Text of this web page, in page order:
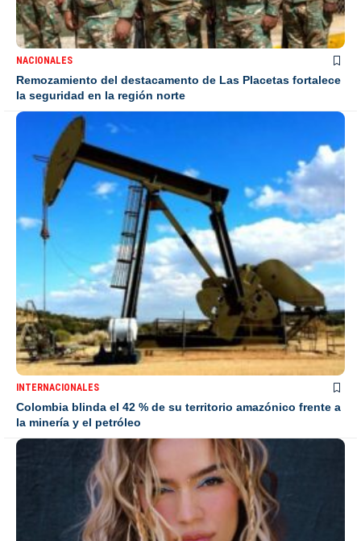
NACIONALES
Remozamiento del destacamento de Las Placetas fortalece
la seguridad en la región norte
INTERNACIONALES
Colombia blinda el 42 % de su territorio amazónico frente a
la minería y el petróleo